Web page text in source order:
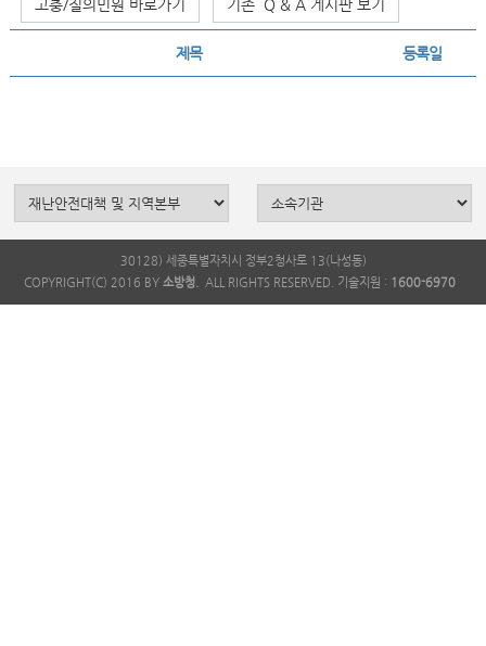
고충/질의민원 바로가기 기존 Q & A 게시판 보기
제목 등록일
30128) 세종특별자치시 정부2청사로 13(나성동)
COPYRIGHT(C) 2016 BY 소방청. ALL RIGHTS RESERVED. 기술지원 : 1600-6970